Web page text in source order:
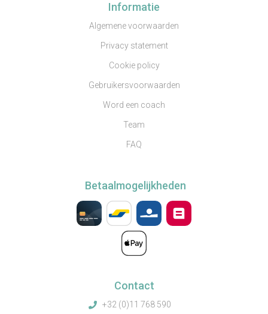
Informatie
Algemene voorwaarden
Privacy statement
Cookie policy
Gebruikersvoorwaarden
Word een coach
Team
FAQ
Betaalmogelijkheden
Contact
+32 (0)11 768 590